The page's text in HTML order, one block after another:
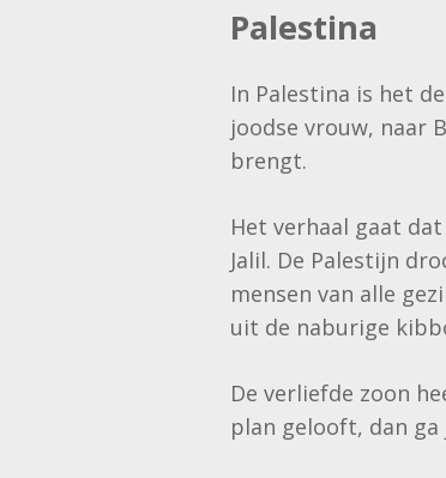
Palestina
In Palestina is het
joodse vrouw, naar
brengt.
Het verhaal gaat
Jalil. De Palestijn
mensen van alle
uit de naburige
De verliefde zoon
plan gelooft, dan ga